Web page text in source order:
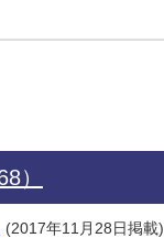
）
(2017年11月28日掲載)